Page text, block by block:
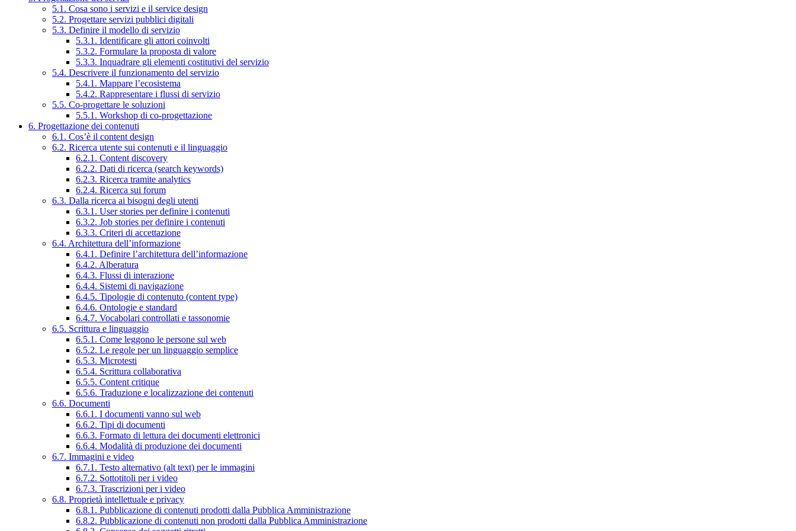
5.1. Cosa sono i servizi e il service design
5.2. Progettare servizi pubblici digitali
5.3. Definire il modello di servizio
5.3.1. Identificare gli attori coinvolti
5.3.2. Formulare la proposta di valore
5.3.3. Inquadrare gli elementi costitutivi del servizio
5.4. Descrivere il funzionamento del servizio
5.4.1. Mappare l’ecosistema
5.4.2. Rappresentare i flussi di servizio
5.5. Co-progettare le soluzioni
5.5.1. Workshop di co-progettazione
6. Progettazione dei contenuti
6.1. Cos’è il content design
6.2. Ricerca utente sui contenuti e il linguaggio
6.2.1. Content discovery
6.2.2. Dati di ricerca (search keywords)
6.2.3. Ricerca tramite analytics
6.2.4. Ricerca sui forum
6.3. Dalla ricerca ai bisogni degli utenti
6.3.1. User stories per definire i contenuti
6.3.2. Job stories per definire i contenuti
6.3.3. Criteri di accettazione
6.4. Architettura dell’informazione
6.4.1. Definire l’architettura dell’informazione
6.4.2. Alberatura
6.4.3. Flussi di interazione
6.4.4. Sistemi di navigazione
6.4.5. Tipologie di contenuto (content type)
6.4.6. Ontologie e standard
6.4.7. Vocabolari controllati e tassonomie
6.5. Scrittura e linguaggio
6.5.1. Come leggono le persone sul web
6.5.2. Le regole per un linguaggio semplice
6.5.3. Microtesti
6.5.4. Scrittura collaborativa
6.5.5. Content critique
6.5.6. Traduzione e localizzazione dei contenuti
6.6. Documenti
6.6.1. I documenti vanno sul web
6.6.2. Tipi di documenti
6.6.3. Formato di lettura dei documenti elettronici
6.6.4. Modalità di produzione dei documenti
6.7. Immagini e video
6.7.1. Testo alternativo (alt text) per le immagini
6.7.2. Sottotitoli per i video
6.7.3. Trascrizioni per i video
6.8. Proprietà intellettuale e privacy
6.8.1. Pubblicazione di contenuti prodotti dalla Pubblica Amministrazione
6.8.2. Pubblicazione di contenuti non prodotti dalla Pubblica Amministrazione